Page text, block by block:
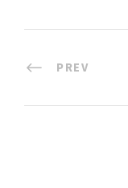
PREV